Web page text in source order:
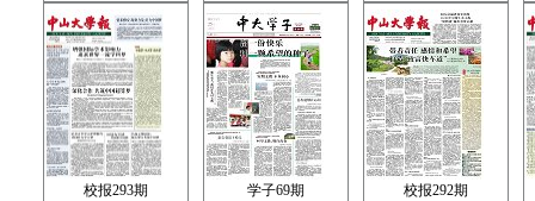
校报293期
学子69期
校报292期